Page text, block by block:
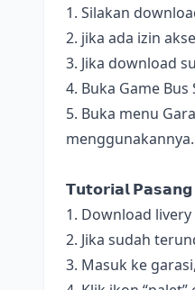
1. Silakan
2. jika ada izin
3. Jika download
4. Buka Game
5. Buka menu
menggunakannya.
𝗧𝘂𝘁𝗼𝗿𝗶𝗮𝗹 𝗣𝗮𝘀𝗮𝗻𝗴
1. Download
2. Jika sudah
3. Masuk ke